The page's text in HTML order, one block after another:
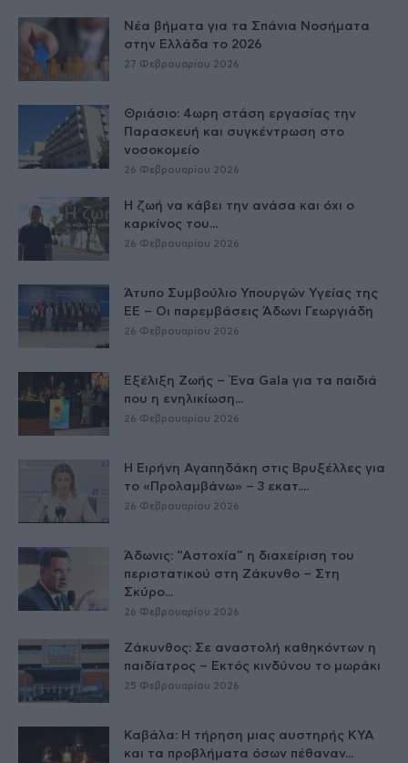
Νέα βήματα για τα Σπάνια Νοσήματα
στην Ελλάδα το 2026
27 Φεβρουαρίου 2026
Θριάσιο: 4ωρη στάση εργασίας την
Παρασκευή και συγκέντρωση στο
νοσοκομείο
26 Φεβρουαρίου 2026
Η ζωή να κάβει την ανάσα και όχι ο
καρκίνος του...
26 Φεβρουαρίου 2026
Άτυπο Συμβούλιο Υπουργών Υγείας της
ΕE – Οι παρεμβάσεις Άδωνι Γεωργιάδη
26 Φεβρουαρίου 2026
Εξέλιξη Ζωής – Ένα Gala για τα παιδιά
που η ενηλικίωση...
26 Φεβρουαρίου 2026
Η Ειρήνη Αγαπηδάκη στις Βρυξέλλες για
το «Προλαμβάνω» – 3 εκατ....
26 Φεβρουαρίου 2026
Άδωνις: “Αστοχία” η διαχείριση του
περιστατικού στη Ζάκυνθο – Στη
Σκύρο...
26 Φεβρουαρίου 2026
Ζάκυνθος: Σε αναστολή καθηκόντων η
παιδίατρος – Εκτός κινδύνου το μωράκι
25 Φεβρουαρίου 2026
Καβάλα: Η τήρηση μιας αυστηρής ΚΥΑ
και τα προβλήματα όσων πέθαναν...